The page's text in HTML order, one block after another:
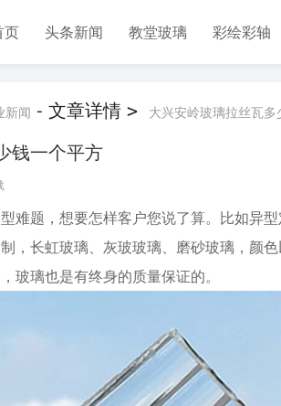
页 头条新闻 教堂玻璃 彩绘彩轴
新闻 - 文章详情 > 大兴安岭玻璃拉丝瓦
钱一个平方
难题，想要怎样客户您说了算。比如异
，长虹玻璃、灰玻玻璃、磨砂玻璃，颜
玻璃也是有终身的质量保证的。